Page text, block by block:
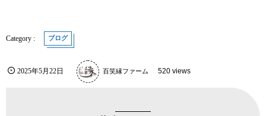
ブログ
2025年5月22日 百笑縁ファーム 520 views